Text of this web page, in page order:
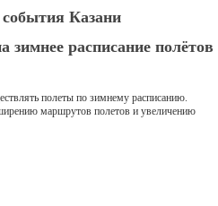
Казани
зимнее расписание полётов
полеты по зимнему расписанию.
маршрутов полетов и увеличению